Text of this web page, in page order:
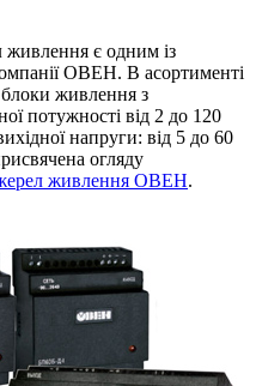
живлення є одним із
ОВЕН. В асортименті
блоки живлення з
потужності від 2 до 120
напруги: від 5 до 60
огляду
живлення ОВЕН.